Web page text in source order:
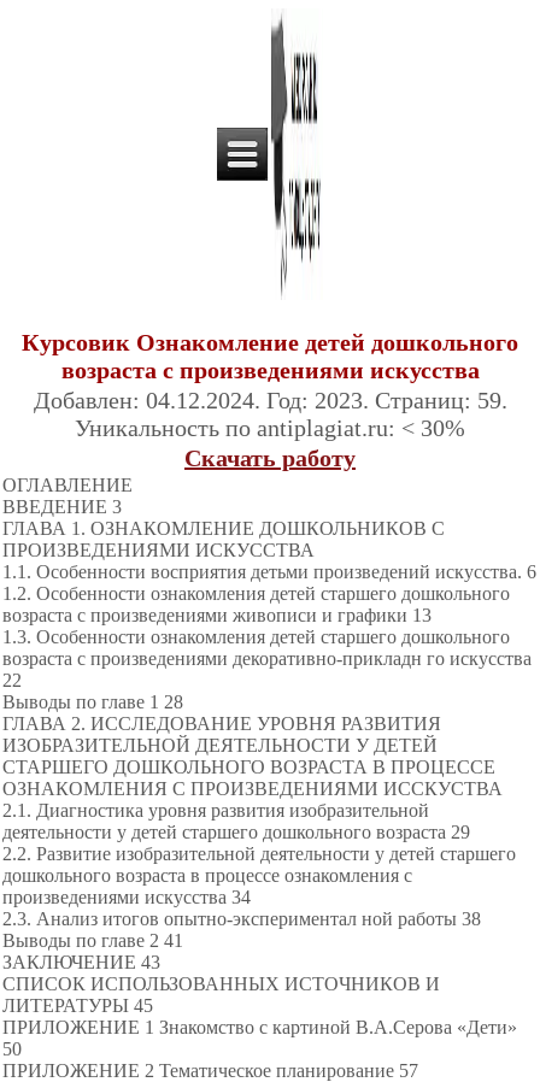
Курсовик Ознакомление детей дошкольного
возраста с произведениями искусства
Добавлен: 04.12.2024. Год: 2023. Страниц: 59.
Уникальность по antiplagiat.ru: < 30%
Скачать работу
ОГЛАВЛЕНИЕ
ВВЕДЕНИЕ 3
ГЛАВА 1. ОЗНАКОМЛЕНИЕ ДОШКОЛЬНИКОВ С
ПРОИЗВЕДЕНИЯМИ ИСКУССТВА
1.1. Особенности восприятия детьми произведений искусства. 6
1.2. Особенности ознакомления детей старшего дошкольного
возраста с произведениями живописи и графики 13
1.3. Особенности ознакомления детей старшего дошкольного
возраста с произведениями декоративно-прикладн го искусства
22
Выводы по главе 1 28
ГЛАВА 2. ИССЛЕДОВАНИЕ УРОВНЯ РАЗВИТИЯ
ИЗОБРАЗИТЕЛЬНОЙ ДЕЯТЕЛЬНОСТИ У ДЕТЕЙ
СТАРШЕГО ДОШКОЛЬНОГО ВОЗРАСТА В ПРОЦЕССЕ
ОЗНАКОМЛЕНИЯ С ПРОИЗВЕДЕНИЯМИ ИССКУСТВА
2.1. Диагностика уровня развития изобразительной
деятельности у детей старшего дошкольного возраста 29
2.2. Развитие изобразительной деятельности у детей старшего
дошкольного возраста в процессе ознакомления с
произведениями искусства 34
2.3. Анализ итогов опытно-экспериментал ной работы 38
Выводы по главе 2 41
ЗАКЛЮЧЕНИЕ 43
СПИСОК ИСПОЛЬЗОВАННЫХ ИСТОЧНИКОВ И
ЛИТЕРАТУРЫ 45
ПРИЛОЖЕНИЕ 1 Знакомство с картиной В.А.Серова «Дети»
50
ПРИЛОЖЕНИЕ 2 Тематическое планирование 57